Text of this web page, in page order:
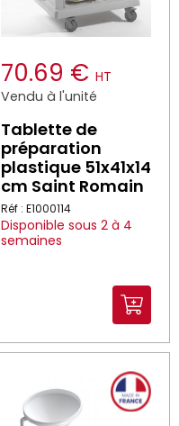
70.69 € HT
Vendu à l'unité
Tablette de
préparation
plastique 51x41x14
cm Saint Romain
Réf : E1000114
Disponible sous 2 à 4
semaines